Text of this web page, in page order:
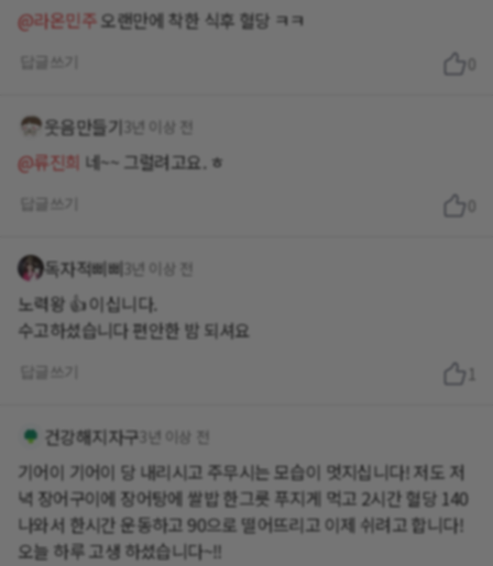
@라온민주 오랜만에 착한 식후 혈당 ㅋㅋ
웃음만들기 3년 이상 전
@류진희 네~~ 그럴려고요. ㅎ
독자적삐삐 3년 이상 전
노력왕 👍 이십니다.
수고하셨습니다 편안한 밤 되셔요
1
건강해지자구 3년 이상 전
기어이 기어이 당 내리시고 주무시는 모습이 멋지십니다! 저도 저
녁 장어구이에 장어탕에 쌀밥 한그릇 푸지게 먹고 2시간 혈당 140
나와서 한시간 운동하고 90으로 떨어뜨리고 이제 쉬려고 합니다!
오늘 하루 고생 하셨습니다~!!